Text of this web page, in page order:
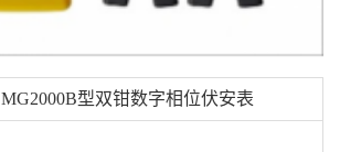
MG2000B型双钳数字相位伏安表